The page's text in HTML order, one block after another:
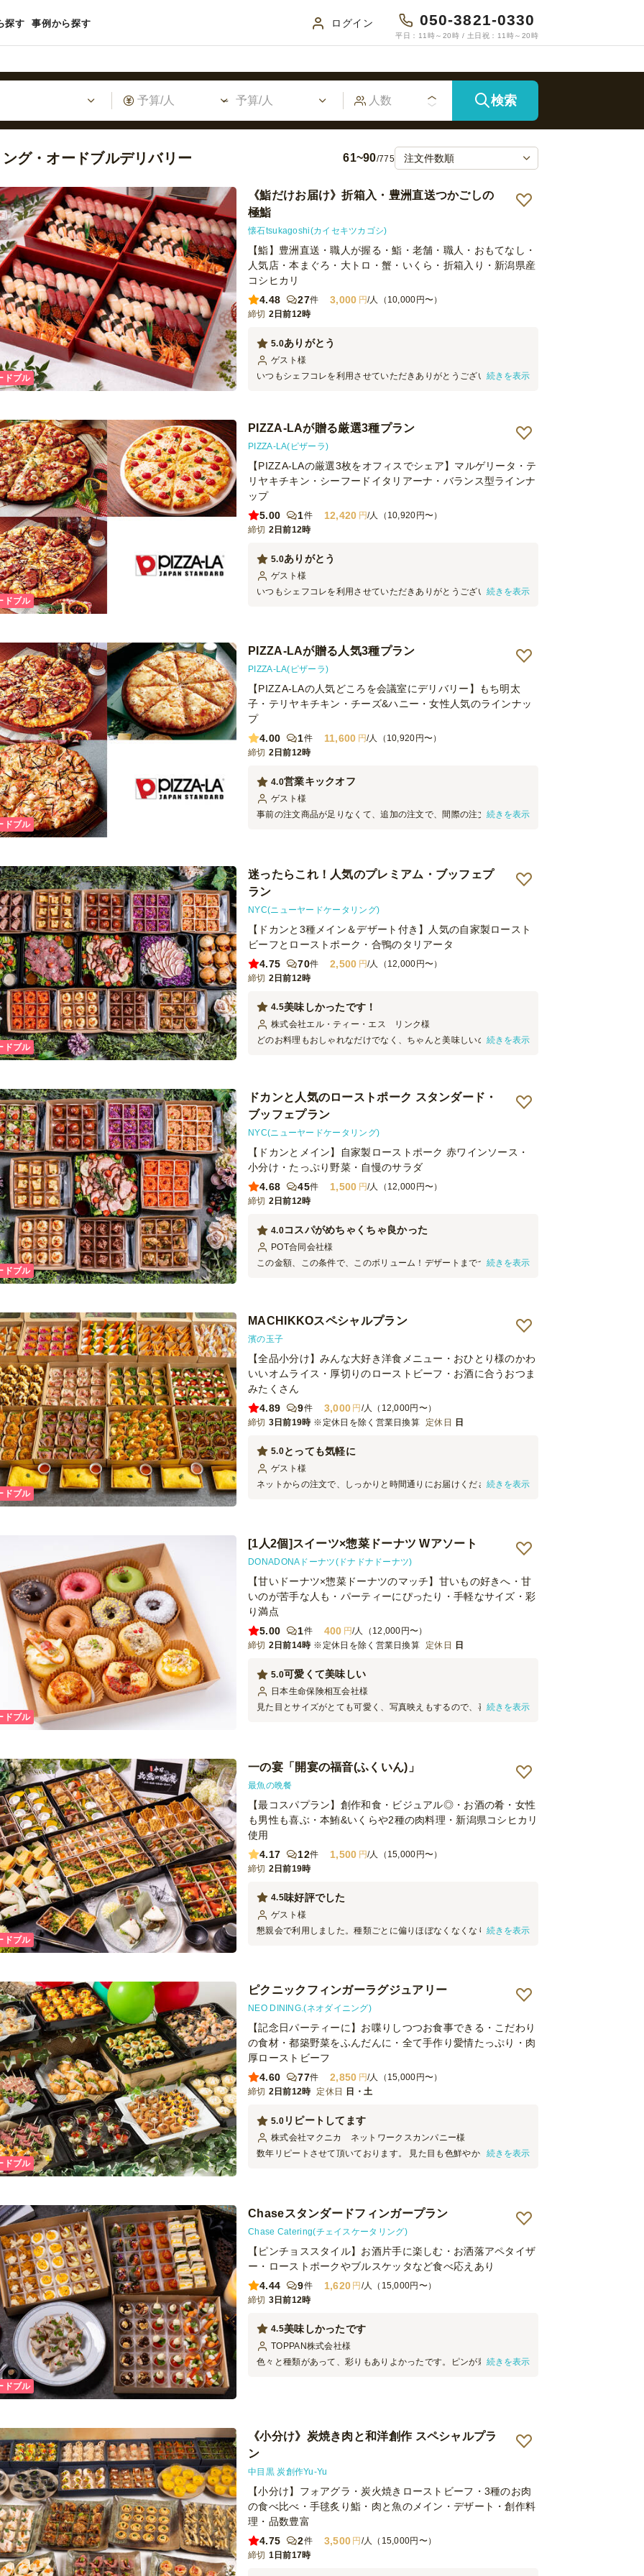
探す 事例から探す ログイン 050-3821-0330
平日：11時～20時 / 土日祝：11時～20時
検索
グ・オードブルデリバリー 61~90/775
《鮨だけお届け》折箱入・豊洲直送つかごしの
極鮨
懐石tsukagoshi(カイセキツカゴシ)
【鮨】豊洲直送・職人が握る・鮨・老舗・職人・おもてなし・
人気店・本まぐろ・大トロ・蟹・いくら・折箱入り・新潟県産
コシヒカリ
4.48
27件 3,000 円/人（10,000円〜）
締切 2日前12時
ありがとう
5.0
ゲスト 様
いつもシェフコレを利用させていただきありがとうございます。 本
続きを表示
ドブル
PIZZA-LAが贈る厳選3種プラン
PIZZA-LA(ピザーラ)
【PIZZA-LAの厳選3枚をオフィスでシェア】マルゲリータ・テ
リヤキチキン・シーフードイタリアーナ・バランス型ラインナ
ップ
5.00
1件 12,420 円/人（10,920円〜）
締切 2日前12時
ありがとう
5.0
ゲスト 様
いつもシェフコレを利用させていただきありがとうございます。 本
続きを表示
ドブル
PIZZA-LAが贈る人気3種プラン
PIZZA-LA(ピザーラ)
【PIZZA-LAの人気どころを会議室にデリバリー】もち明太
子・テリヤキチキン・チーズ&ハニー・女性人気のラインナッ
プ
4.00
1件 11,600 円/人（10,920円〜）
締切 2日前12時
営業キックオフ
4.0
ゲスト 様
事前の注文商品が足りなくて、追加の注文で、間際の注文だったの
するようにいたします。 お客様用のエレベーターに食べ物のにおい
が残るのは厳禁ということだったので今後、しっかりとした指示を
するようにいたします。
続きを表示
ドブル
迷ったらこれ！人気のプレミアム・ブッフェプ
ラン
NYC(ニューヤードケータリング)
【ドカンと3種メイン＆デザート付き】人気の自家製ロースト
ビーフとローストポーク・合鴨のタリアータ
4.75
70件 2,500 円/人（12,000円〜）
締切 2日前12時
美味しかったです！
4.5
株式会社エル・ティー・エス リンク様
どのお料理もおしゃれなだけでなく、ちゃんと美味しいのがありが
なったのが手間だったので、別でまとめていただけた方が嬉しかっ
たです。
続きを表示
ドブル
ドカンと人気のローストポーク スタンダード・
ブッフェプラン
NYC(ニューヤードケータリング)
【ドカンとメイン】自家製ローストポーク 赤ワインソース・
小分け・たっぷり野菜・自慢のサラダ
4.68
45件 1,500 円/人（12,000円〜）
締切 2日前12時
コスパがめちゃくちゃ良かった
4.0
POT合同会社様
この金額、この条件で、このボリューム！デザートまでついてて、
続きを表示
ドブル
MACHIKKOスペシャルプラン
濱の玉子
【全品小分け】みんな大好き洋食メニュー・おひとり様のかわ
いいオムライス・厚切りのローストビーフ・お酒に合うおつま
みたくさん
4.89
9件 3,000 円/人（12,000円〜）
締切 3日前19時 ※定休日を除く営業日換算 定休日 日
とっても気軽に
5.0
ゲスト 様
ネットからの注文で、しっかりと時間通りにお届けくださいまし
続きを表示
ドブル
[1人2個]スイーツ×惣菜ドーナツ Wアソート
DONADONAドーナツ(ドナドナドーナツ)
【甘いドーナツ×惣菜ドーナツのマッチ】甘いもの好きへ・甘
いのが苦手な人も・パーティーにぴったり・手軽なサイズ・彩
り満点
5.00
1件 400 円/人（12,000円〜）
締切 2日前14時 ※定休日を除く営業日換算 定休日 日
可愛くて美味しい
5.0
日本生命保険相互会社様
見た目とサイズがとても可愛く、写真映えもするので、喜んで写真
かったです。小分けになっているので、片手で持って食べやすく、
持ち帰る際の衛生面でも安心でした。また利用したいと思います。
続きを表示
ドブル
一の宴「開宴の福音(ふくいん)」
最魚の晩餐
【最コスパプラン】創作和食・ビジュアル◎・お酒の肴・女性
も男性も喜ぶ・本鮪&いくらや2種の肉料理・新潟県コシヒカリ
使用
4.17
12件 1,500 円/人（15,000円〜）
締切 2日前19時
味好評でした
4.5
ゲスト 様
懇親会で利用しました。種類ごとに偏りほぼなくなくなり、味も好
続きを表示
ドブル
ピクニックフィンガーラグジュアリー
NEO DINING.(ネオダイニング)
【記念日パーティーに】お喋りしつつお食事できる・こだわり
の食材・都築野菜をふんだんに・全て手作り愛情たっぷり・肉
厚ローストビーフ
4.60
77件 2,850 円/人（15,000円〜）
締切 2日前12時 定休日 日・土
リピートしてます
5.0
株式会社マクニカ ネットワークスカンパニー様
数年リピートさせて頂いております。 見た目も色鮮やかながら、良
続きを表示
ドブル
Chaseスタンダードフィンガープラン
Chase Catering(チェイスケータリング)
【ピンチョススタイル】お酒片手に楽しむ・お洒落アペタイザ
ー・ローストポークやブルスケッタなど食べ応えあり
4.44
9件 1,620 円/人（15,000円〜）
締切 3日前12時
美味しかったです
4.5
TOPPAN株式会社様
色々と種類があって、彩りもありよかったです。ピンが刺さってい
続きを表示
ドブル
《小分け》炭焼き肉と和洋創作 スペシャルプラ
ン
中目黒 炭創作Yu-Yu
【小分け】フォアグラ・炭火焼きローストビーフ・3種のお肉
の食べ比べ・手毬炙り鮨・肉と魚のメイン・デザート・創作料
理・品数豊富
4.75
2件 3,500 円 /人（15,000円〜）
締切 1日前17時